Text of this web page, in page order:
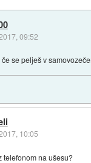
09:52
se pelješ v
10:05
telefonom na ušesu?